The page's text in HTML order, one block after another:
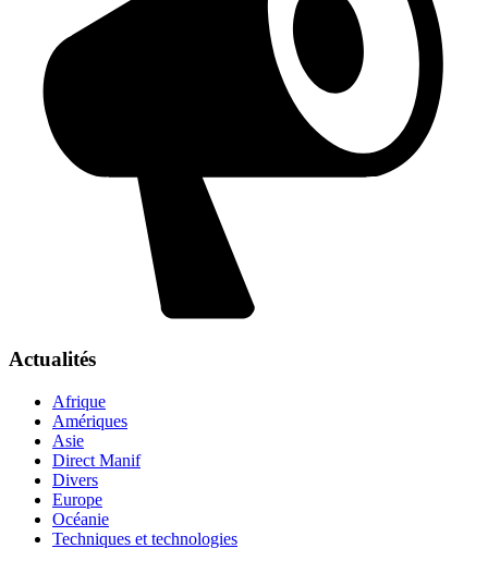
Actualités
Afrique
Amériques
Asie
Direct Manif
Divers
Europe
Océanie
Techniques et technologies